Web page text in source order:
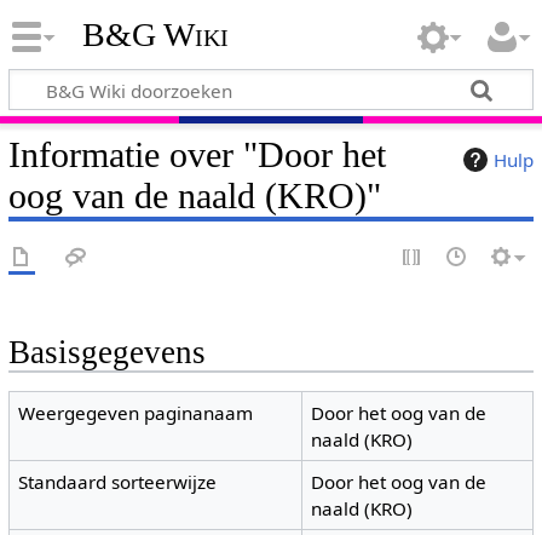
B&G Wiki
Hulp
Informatie over "Door het
oog van de naald (KRO)"
Basisgegevens
Weergegeven paginanaam
Door het oog van de
naald (KRO)
Standaard sorteerwijze
Door het oog van de
naald (KRO)